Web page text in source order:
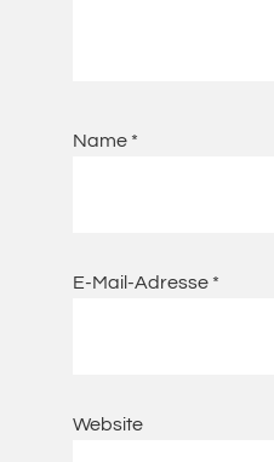
Name *
E-Mail-Adresse *
Website